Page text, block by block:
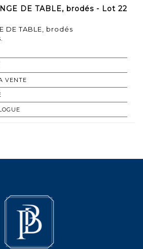
DE TABLE, brodés - Lot 22
DE TABLE, brodés
VENTE